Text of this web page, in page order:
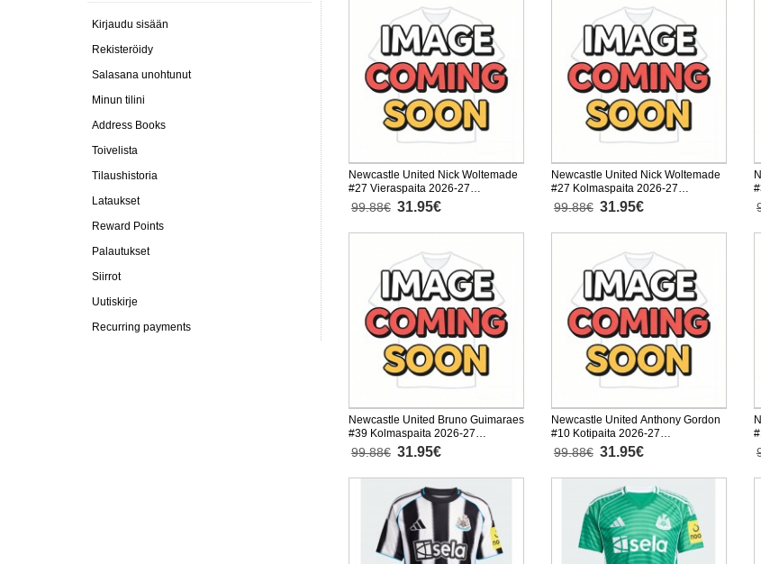
Kirjaudu sisään
Rekisteröidy
Salasana unohtunut
Minun tilini
Address Books
Toivelista
Tilaushistoria
Lataukset
Reward Points
Palautukset
Siirrot
Uutiskirje
Recurring payments
Newcastle United Nick Woltemade
#27 Vieraspaita 2026-27
Lyhythihainen
99.88€ 31.95€
Newcastle United Nick Woltemade
#27 Kolmaspaita 2026-27
Lyhythihainen
99.88€ 31.95€
Newcastle United Bruno Guimaraes
#39 Kolmaspaita 2026-27
Lyhythihainen
99.88€ 31.95€
Newcastle United Anthony Gordon
#10 Kotipaita 2026-27
Lyhythihainen
99.88€ 31.95€